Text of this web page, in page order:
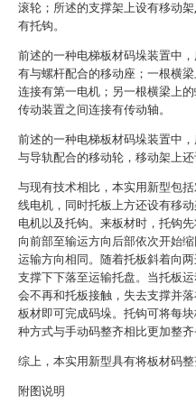
滚轮；所述的支撑架上设有移动
有托钩。
前述的一种电梯板材码垛装置中
有与螺杆配合的移动座；一根横
连接有第一电机；另一根横梁上
传动装置之间连接有传动轴。
前述的一种电梯板材码垛装置中
与导轨配合的移动轮，移动架上
与现有技术相比，本实用新型包
线电机，同时托板上方还设有移
电机以及托钩。来板材时，托钩
向前部至输运方向后部依次开始
运输方向相同。随着托板斜着向
支撑下下落至运输托盘。当托板
会不再和托板接触，失去支撑并
板材即可完成码垛。托钩可将每
种方式与手动码整齐相比更加整齐
综上，本实用新型具有将板材码
附图说明